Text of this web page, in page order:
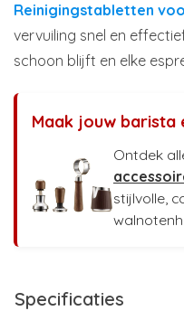
Reinigingstabletten
vervuiling snel en
schoon blijft en elke
Maak jouw
Ontdek
stijlvolle,
Specificaties